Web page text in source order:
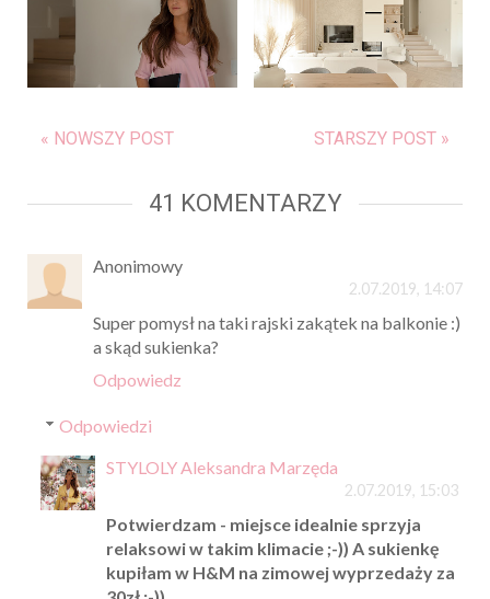
« NOWSZY POST STARSZY POST »
41 KOMENTARZY
Anonimowy
2.07.2019, 14:07
Super pomysł na taki rajski zakątek na balkonie :)
a skąd sukienka?
Odpowiedz
Odpowiedzi
STYLOLY Aleksandra Marzęda
2.07.2019, 15:03
Potwierdzam - miejsce idealnie sprzyja
relaksowi w takim klimacie ;-)) A sukienkę
kupiłam w H&M na zimowej wyprzedaży za